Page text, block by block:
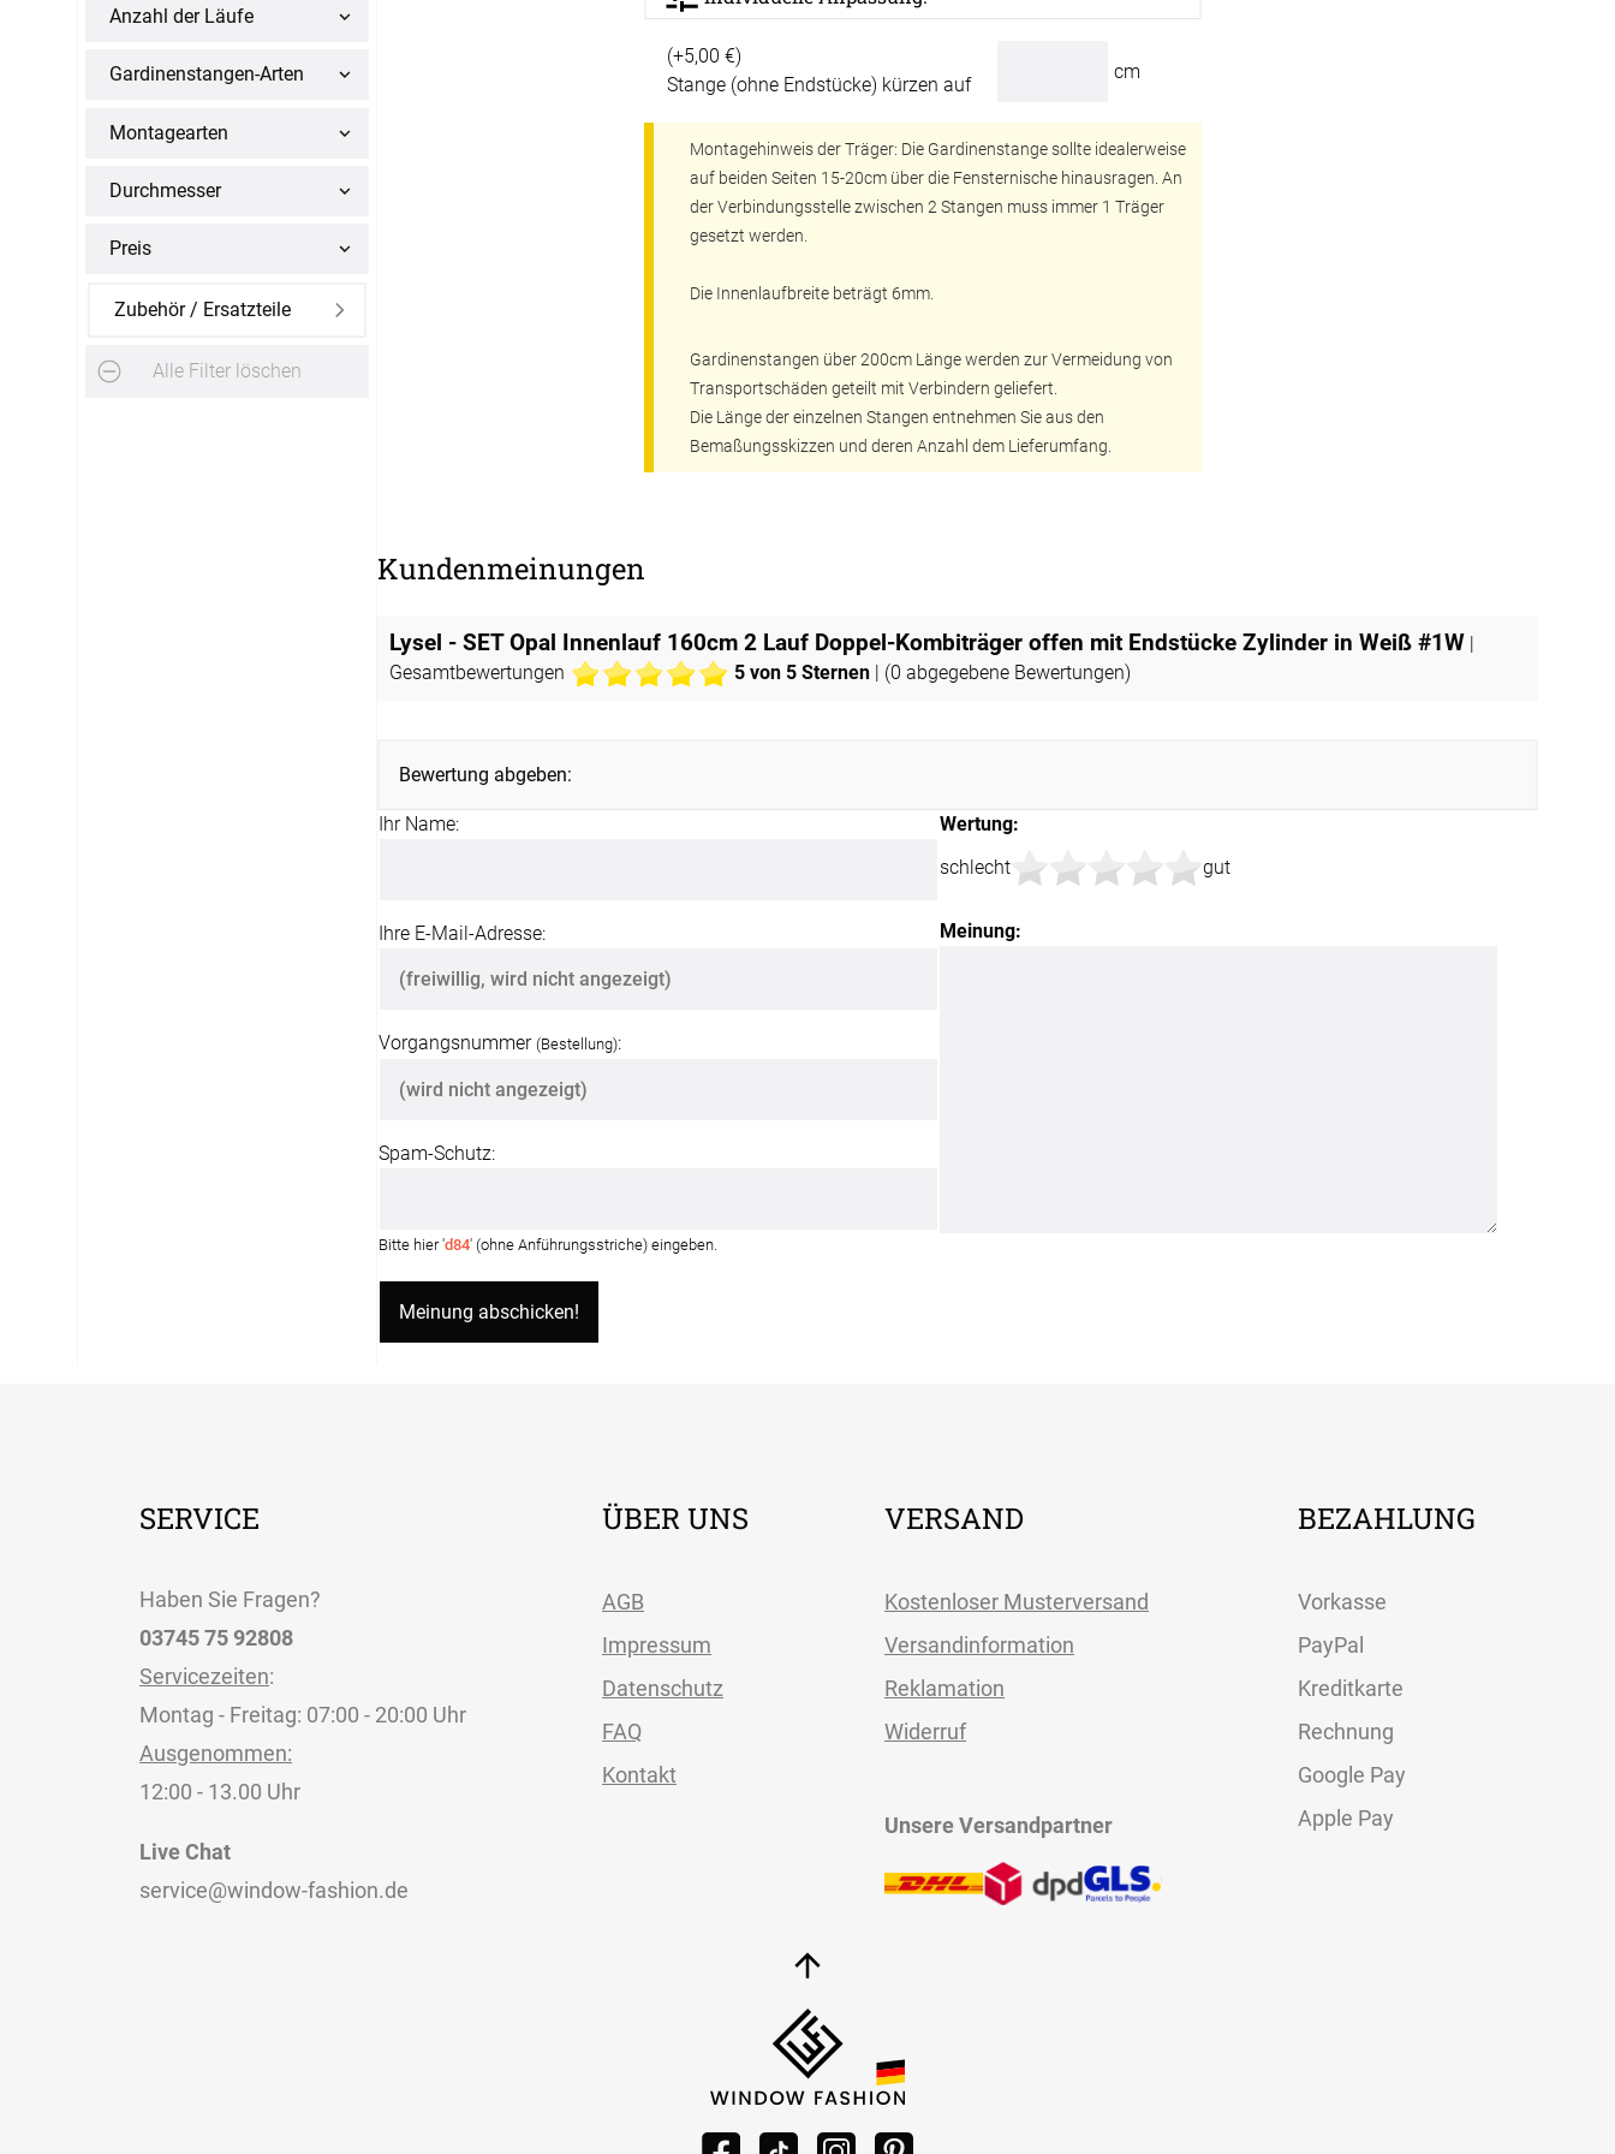
Alle Markisenstoffe
Massanfertigung
SERVICE
03745 75 92808
Datenschutz
Kostenloser Musterversand
Versandinformation
Reklamation
Anzahl der Läufe
Gardinenstangen-Arten
Montagearten
Durchmesser
Preis
Zubehör / Ersatzteile
Alle Filter löschen
(+5,00 €)
Stange (ohne Endstücke) kürzen auf
cm
Montagehinweis der Träger: Die Gardinenstange sollte idealerweise
auf beiden Seiten 15-20cm über die Fensternische hinausragen. An
der Verbindungsstelle zwischen 2 Stangen muss immer 1 Träger
gesetzt werden.
Die Innenlaufbreite beträgt 6mm.
Gardinenstangen über 200cm Länge werden zur Vermeidung von
Transportschäden geteilt mit Verbindern geliefert.
Die Länge der einzelnen Stangen entnehmen Sie aus den
Bemaßungsskizzen und deren Anzahl dem Lieferumfang.
Kundenmeinungen
Lysel - SET Opal Innenlauf 160cm 2 Lauf Doppel-Kombiträger offen mit Endstücke Zylinder in Weiß #1W |
Gesamtbewertungen
5von 5 Sternen | (0 abgegebene Bewertungen)
Bewertung abgeben:
Wertung:
schlecht
gut
Meinung:
Ihr Name:
Ihre E-Mail-Adresse:
Vorgangsnummer (Bestellung):
Spam-Schutz:
Bitte hier 'd84' (ohne Anführungsstriche) eingeben.
SERVICE
Haben Sie Fragen?
03745 75 92808
Servicezeiten:
Montag - Freitag: 07:00 - 20:00 Uhr
Ausgenommen:
12:00 - 13.00 Uhr
Live Chat
service@window-fashion.de
ÜBER UNS
AGB
Impressum
Datenschutz
FAQ
Kontakt
VERSAND
Kostenloser Musterversand
Versandinformation
Reklamation
Widerruf
Unsere Versandpartner
BEZAHLUNG
Vorkasse
PayPal
Kreditkarte
Rechnung
Google Pay
Apple Pay